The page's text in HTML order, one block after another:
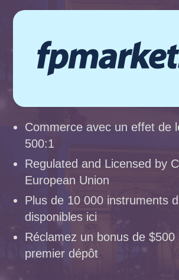
Commerce avec un effet de
500:1
Regulated and Licensed by
European Union
Plus de 10 000 instruments
disponibles ici
Réclamez un bonus de
premier dépôt